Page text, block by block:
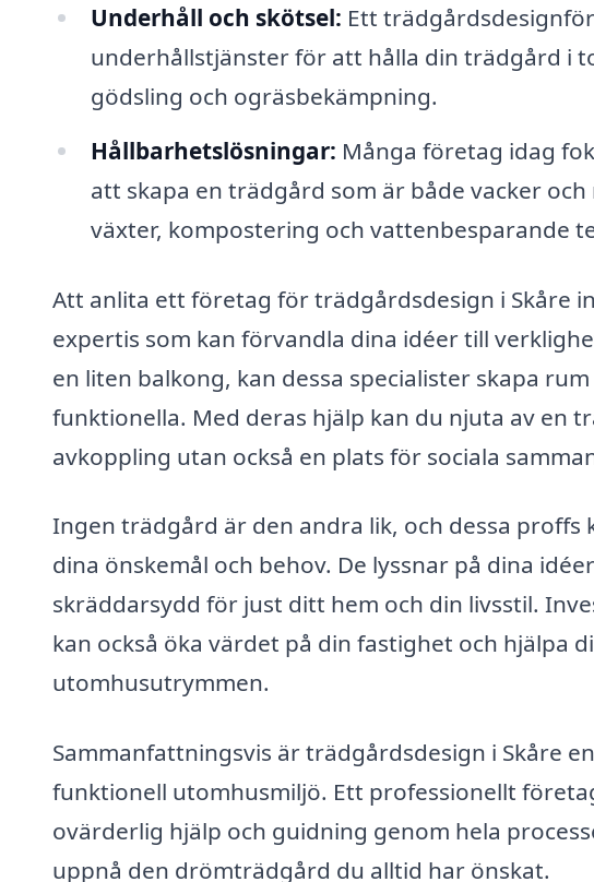
Underhåll och skötsel: Ett
underhållstjänster för att hålla din trädgård i
gödsling och ogräsbekämpning.
Hållbarhetslösningar: Många företag idag
att skapa en trädgård som är både vacker
växter, kompostering och vattenbesparande
Att anlita ett företag för trädgårdsdesign i Skåre
expertis som kan förvandla dina idéer till
en liten balkong, kan dessa specialister skapa
funktionella. Med deras hjälp kan du njuta av en
avkoppling utan också en plats för sociala
Ingen trädgård är den andra lik, och dessa
dina önskemål och behov. De lyssnar på dina
skräddarsydd för just ditt hem och din livsstil.
kan också öka värdet på din fastighet och hjälpa
utomhusutrymmen.
Sammanfattningsvis är trädgårdsdesign i Skåre
funktionell utomhusmiljö. Ett professionellt
ovärderlig hjälp och guidning genom hela
uppnå den drömträdgård du alltid har önskat.